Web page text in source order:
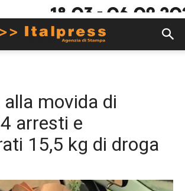
movida di
arresti e
15,5 kg di droga